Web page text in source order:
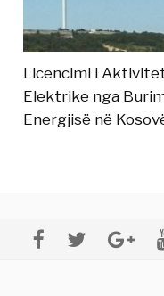
Licencimi i
Elektrike nga
Energjisë në